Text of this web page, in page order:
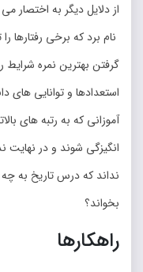
از دلایل دیگر به اختصار
نام برد که برخی رفتارها
گرفتن بهترین نمره شرایط
استعدادها و توانایی
آموزانی که به رتبه های
انگیزگی شوند و در
نداند که درس تاریخ به
بخواند؟
راهکارها